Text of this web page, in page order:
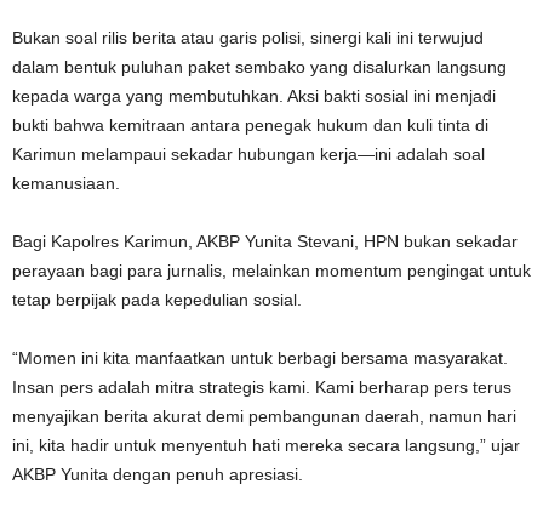
Bukan soal rilis berita atau garis polisi, sinergi kali ini terwujud
dalam bentuk puluhan paket sembako yang disalurkan langsung
kepada warga yang membutuhkan. Aksi bakti sosial ini menjadi
bukti bahwa kemitraan antara penegak hukum dan kuli tinta di
Karimun melampaui sekadar hubungan kerja—ini adalah soal
kemanusiaan.
Bagi Kapolres Karimun, AKBP Yunita Stevani, HPN bukan sekadar
perayaan bagi para jurnalis, melainkan momentum pengingat untuk
tetap berpijak pada kepedulian sosial.
“Momen ini kita manfaatkan untuk berbagi bersama masyarakat.
Insan pers adalah mitra strategis kami. Kami berharap pers terus
menyajikan berita akurat demi pembangunan daerah, namun hari
ini, kita hadir untuk menyentuh hati mereka secara langsung,” ujar
AKBP Yunita dengan penuh apresiasi.